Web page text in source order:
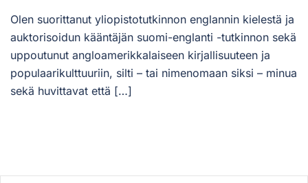
Olen suorittanut yliopistotutkinnon englannin kielestä ja
auktorisoidun kääntäjän suomi-englanti -tutkinnon sekä
uppoutunut angloamerikkalaiseen kirjallisuuteen ja
populaarikulttuuriin, silti – tai nimenomaan siksi – minua
sekä huvittavat että […]